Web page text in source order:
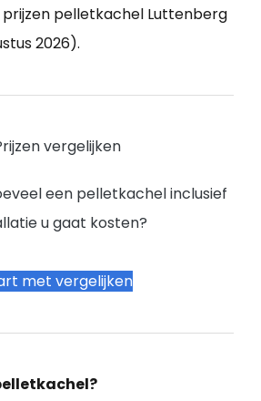
pelletkachel Luttenberg
2026).
vergelijken
een pelletkachel inclusief
u gaat kosten?
met vergelijken